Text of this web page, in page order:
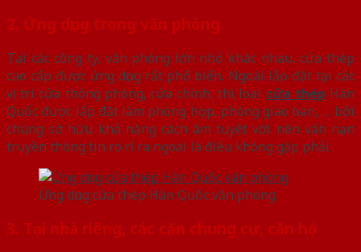
2. Ứng dụng trong văn phòng
Tại các công ty, văn phòng lớn nhỏ khác nhau, cửa thép
cao cấp được ứng dụng rất phổ biến. Ngoài lắp đặt tại các
vị trí cửa thông phòng, cửa chính, thì loại cửa thép Hàn
Quốc được lắp đặt làm phòng hợp, phòng giao ban, … bởi
chúng sở hữu khả năng cách âm tuyệt vời nên vấn nạn
truyền thông tin rò rỉ ra ngoài là điều không gặp phải.
Ứng dụng cửa thép Hàn Quốc văn phòng
3. Tại nhà riêng, các căn chung cư, căn hộ